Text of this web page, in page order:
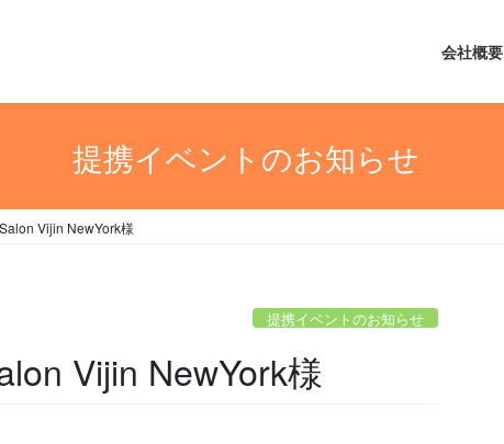
会社概要
提携イベントのお知らせ
Vijin NewYork様
提携イベントのお知らせ
Vijin NewYork様